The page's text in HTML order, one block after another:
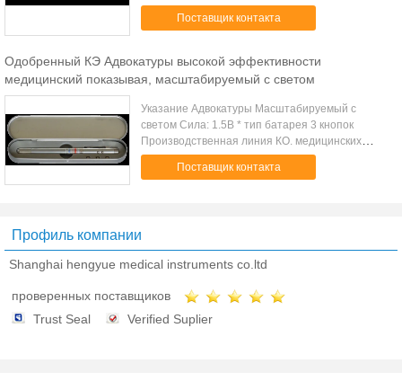
Шарик: 2.5В/0.25А в форме Ручк
Производственная линия КО. медицинских
Поставщик контакта
Одобренный КЭ Адвокатуры высокой эффективности
медицинский показывая, масштабируемый с светом
Указание Адвокатуры Масштабируемый с
светом Сила: 1.5В * тип батарея 3 кнопок
Производственная линия КО. медицинских
инструментов Шанхая Юеджин, Лтд
(официально фабрика медицинского
Поставщик контакта
Профиль компании
Shanghai hengyue medical instruments co.ltd
проверенных поставщиков
Trust Seal
Verified Suplier